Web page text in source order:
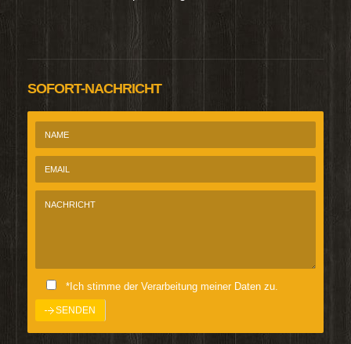
SOFORT-NACHRICHT
*Ich stimme der Verarbeitung meiner Daten zu.